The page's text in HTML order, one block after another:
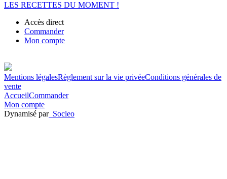
LES RECETTES DU MOMENT !
Accès direct
Commander
Mon compte
Mentions légalesRèglement sur la vie privéeConditions générales de
vente
AccueilCommander
Mon compte
Dynamisé par Socleo